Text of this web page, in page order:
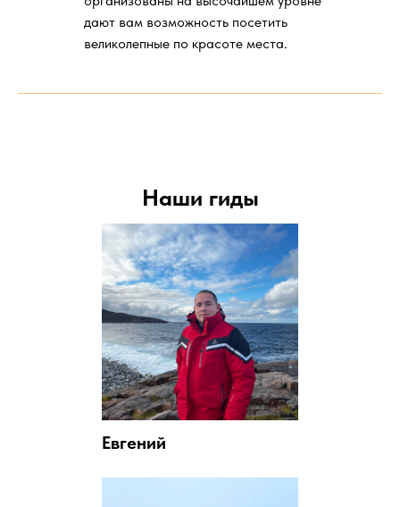
дают вам возможность посетить
великолепные по красоте места.
Евгений
Наши гиды